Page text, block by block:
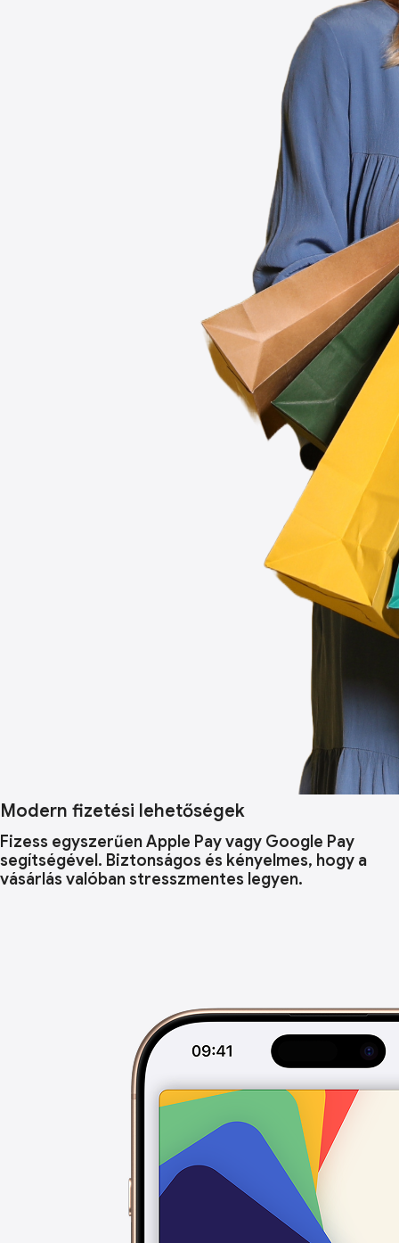
Modern fizetési lehetőségek
Fizess egyszerűen Apple Pay vagy Google Pay
segítségével. Biztonságos és kényelmes, hogy a
vásárlás valóban stresszmentes legyen.